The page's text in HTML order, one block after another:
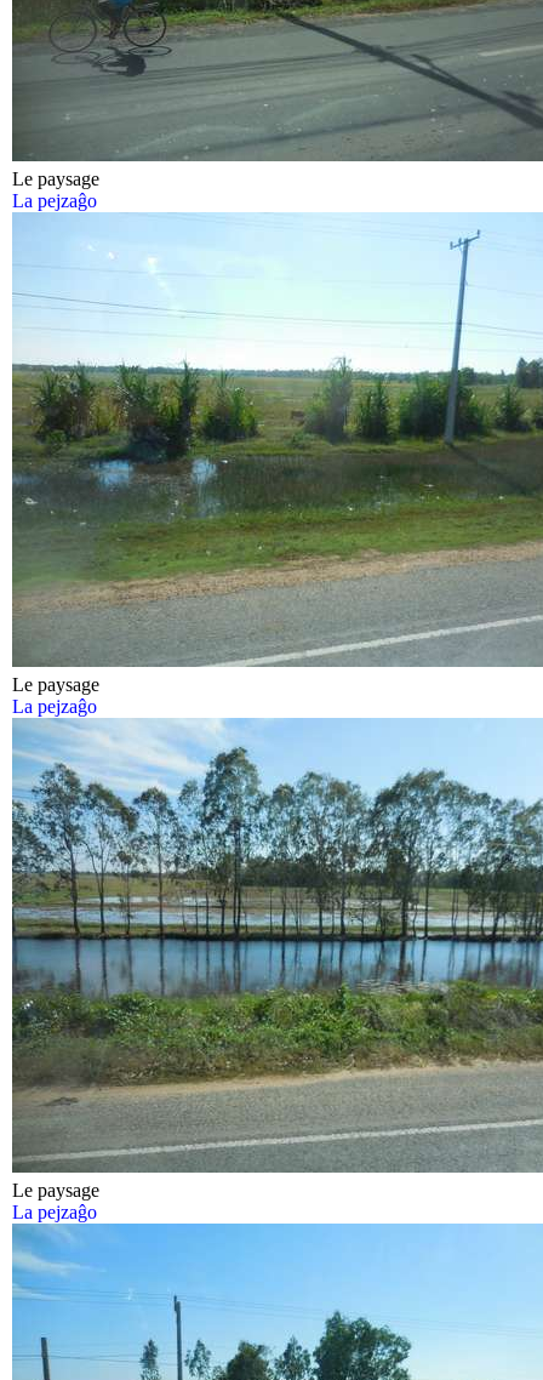
Le paysage
La pejzaĝo
Le paysage
La pejzaĝo
Le paysage
La pejzaĝo